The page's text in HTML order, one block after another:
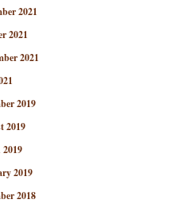
2021
2021
2021
2019
2019
2019
2018